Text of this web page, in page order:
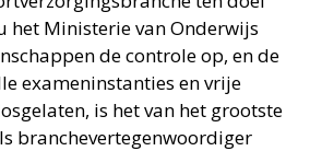
het Ministerie van Onderwijs
de controle op, en de
exameninstanties en vrije
is het van het grootste
branchevertegenwoordiger